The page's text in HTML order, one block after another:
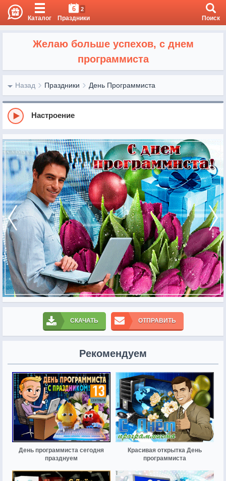
Каталог
6 2
Праздники Поиск
Желаю больше успехов, с днем
программиста
Назад Праздники День Программиста
Настроение
СКАЧАТЬ ОТПРАВИТЬ
Рекомендуем
День программиста сегодня
празднуем
Красивая открытка День
программиста